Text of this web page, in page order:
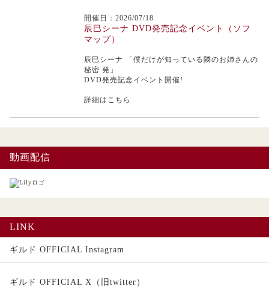
開催日：2026/07/18
辰巳シーナ DVD発売記念イベント（ソフ
マップ）
辰巳シーナ
「僕だけが知っている隣のお姉さんの
秘密 発」
DVD発売記念イベント開催!
詳細はこちら
動画配信
LINK
ギルド OFFICIAL Instagram
ギルド OFFICIAL X（旧twitter）